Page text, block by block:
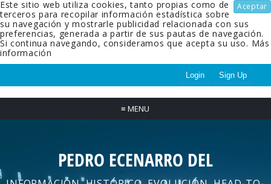
Aceptar
Este sitio web utiliza cookies, tanto propias como de
terceros para recopilar información estadística sobre
su navegación y mostrarle publicidad relacionada con sus
preferencias, generada a partir de sus pautas de navegación.
Si continua navegando, consideramos que acepta su uso. Más
información
Login Sign Up
≡ MENU
PEDRO ECENARRO DEL